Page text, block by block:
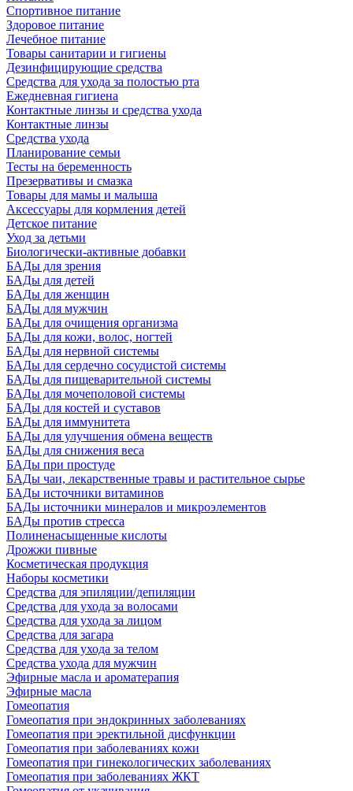
Спортивное питание
Здоровое питание
Лечебное питание
Товары санитарии и гигиены
Дезинфицирующие средства
Средства для ухода за полостью рта
Ежедневная гигиена
Контактные линзы и средства ухода
Контактные линзы
Средства ухода
Планирование семьи
Тесты на беременность
Презервативы и смазка
Товары для мамы и малыша
Аксессуары для кормления детей
Детское питание
Уход за детьми
Биологически-активные добавки
БАДы для зрения
БАДы для детей
БАДы для женщин
БАДы для мужчин
БАДы для очищения организма
БАДы для кожи, волос, ногтей
БАДы для нервной системы
БАДы для сердечно сосудистой системы
БАДы для пищеварительной системы
БАДы для мочеполовой системы
БАДы для костей и суставов
БАДы для иммунитета
БАДы для улучшения обмена веществ
БАДы для снижения веса
БАДы при простуде
БАДы чаи, лекарственные травы и растительное сырье
БАДы источники витаминов
БАДы источники минералов и микроэлементов
БАДы против стресса
Полиненасыщенные кислоты
Дрожжи пивные
Косметическая продукция
Наборы косметики
Средства для эпиляции/депиляции
Средства для ухода за волосами
Средства для ухода за лицом
Средства для загара
Средства для ухода за телом
Средства ухода для мужчин
Эфирные масла и ароматерапия
Эфирные масла
Гомеопатия
Гомеопатия при эндокринных заболеваниях
Гомеопатия при эректильной дисфункции
Гомеопатия при заболеваниях кожи
Гомеопатия при гинекологических заболеваниях
Гомеопатия при заболеваниях ЖКТ